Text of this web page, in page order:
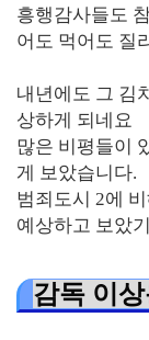
흥행감사들도
어도 먹어도 질
내년에도 그 김
상하게 되네요
많은 비평들이
게 보았습니다.
범죄도시 2에
예상하고 보았
감독 이